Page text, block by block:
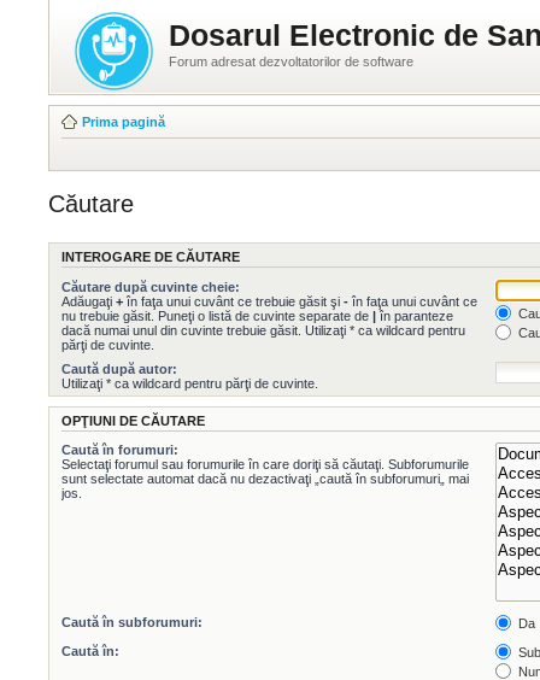
Dosarul Electronic de
Forum adresat dezvoltatorilor de software
Prima pagină
Căutare
INTEROGARE DE CĂUTARE
Căutare după cuvinte cheie:
Adăugaţi + în faţa unui cuvânt ce trebuie găsit şi - în faţa unui cuvânt ce
nu trebuie găsit. Puneţi o listă de cuvinte separate de | în paranteze
dacă numai unul din cuvinte trebuie găsit. Utilizaţi * ca wildcard pentru
părţi de cuvinte.
Caută după autor:
Utilizaţi * ca wildcard pentru părţi de cuvinte.
OPŢIUNI DE CĂUTARE
Caută în forumuri:
Selectaţi forumul sau forumurile în care doriţi să căutaţi. Subforumurile
sunt selectate automat dacă nu dezactivaţi „caută în subforumuri„ mai
jos.
Caută în subforumuri:
Da
Caută în: